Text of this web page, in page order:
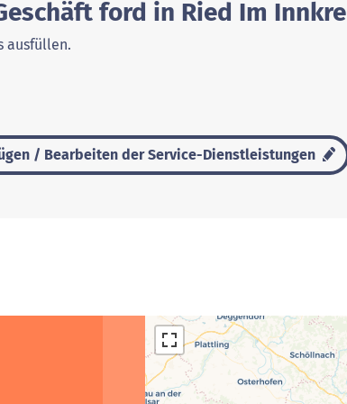
ford in Ried Im
ausfüllen.
/ Bearbeiten der Service-Dienstleistungen